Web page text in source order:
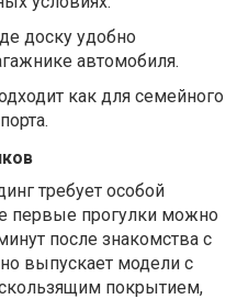
доску удобно
автомобиля.
как для семейного
требует особой
первые прогулки можно
после знакомства с
выпускает модели с
покрытием,